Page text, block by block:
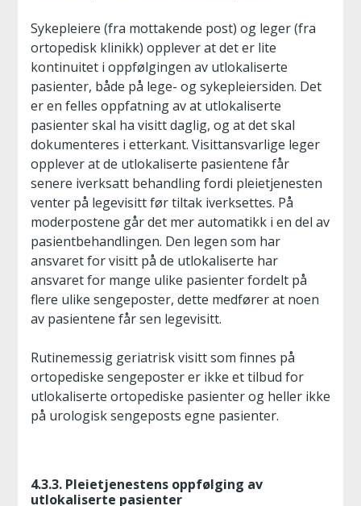
Sykepleiere (fra mottakende post) og leger (fra
ortopedisk klinikk) opplever at det er lite
kontinuitet i oppfølgingen av utlokaliserte
pasienter, både på lege- og sykepleiersiden. Det
er en felles oppfatning av at utlokaliserte
pasienter skal ha visitt daglig, og at det skal
dokumenteres i etterkant. Visittansvarlige leger
opplever at de utlokaliserte pasientene får
senere iverksatt behandling fordi pleietjenesten
venter på legevisitt før tiltak iverksettes. På
moderpostene går det mer automatikk i en del av
pasientbehandlingen. Den legen som har
ansvaret for visitt på de utlokaliserte har
ansvaret for mange ulike pasienter fordelt på
flere ulike sengeposter, dette medfører at noen
av pasientene får sen legevisitt.
Rutinemessig geriatrisk visitt som finnes på
ortopediske sengeposter er ikke et tilbud for
utlokaliserte ortopediske pasienter og heller ikke
på urologisk sengeposts egne pasienter.
4.3.3. Pleietjenestens oppfølging av
utlokaliserte pasienter